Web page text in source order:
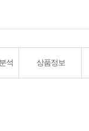
석 상품정보